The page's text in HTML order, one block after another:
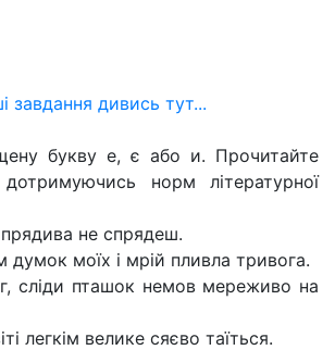
завдання дивись тут...
букву е, є або и. Прочитайте
норм літературної
не спрядеш.
моїх і мрій пливла тривога.
сліди пташок немов мереживо на
легкім велике сяєво таїться.